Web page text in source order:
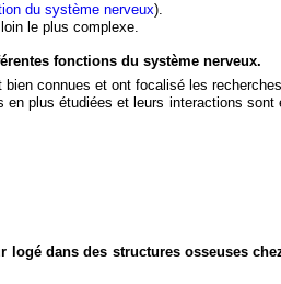
du système nerveux).
le plus complexe.
fonctions du système nerveux.
connues et ont focalisé les
plus étudiées et leurs interactions
logé dans des structures osseuses